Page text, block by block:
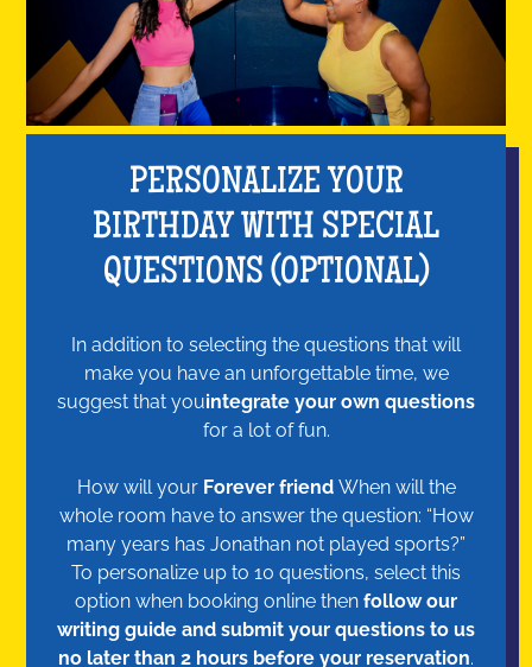
PERSONALIZE YOUR
BIRTHDAY WITH SPECIAL
QUESTIONS (OPTIONAL)
In addition to selecting the questions that will
make you have an unforgettable time, we
suggest that youintegrate your own questions
for a lot of fun.
How will your Forever friend When will the
whole room have to answer the question: “How
many years has Jonathan not played sports?”
To personalize up to 10 questions, select this
option when booking online then follow our
writing guide and submit your questions to us
no later than 2 hours before your reservation.